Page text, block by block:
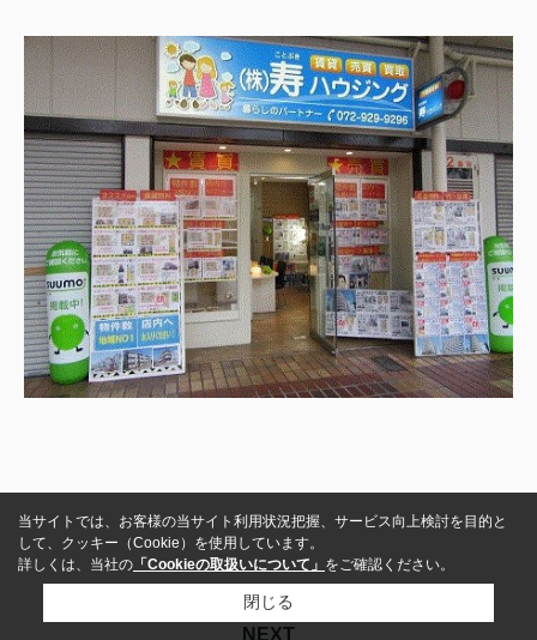
NEXT
当サイトでは、お客様の当サイト利用状況把握、サービス向上検討を目的と
して、クッキー（Cookie）を使用しています。
詳しくは、当社の 「Cookieの取扱いについて」 をご確認ください。
閉じる